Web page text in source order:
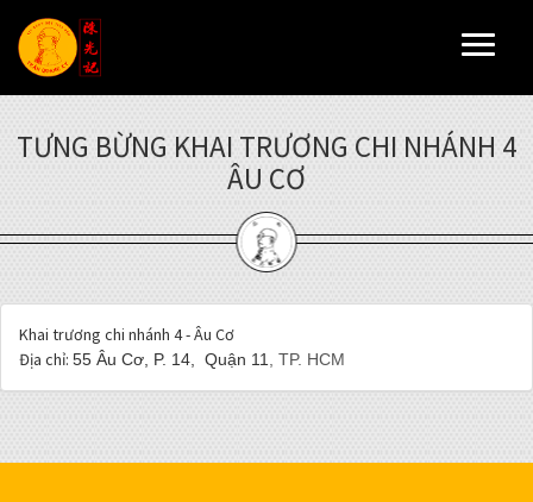
TƯNG BỪNG KHAI TRƯƠNG CHI NHÁNH 4
ÂU CƠ
Khai trương chi nhánh 4 - Âu Cơ
Địa chỉ: 55 Âu Cơ, P. 14, Quận 11 TP. HCM